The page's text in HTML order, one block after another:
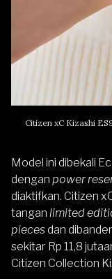
Citizen xC Kizashi
Model ini dibekali
dengan power
diaktifkan. Citizen
tangan limited
piecesdan
sekitar Rp 11,8
Citizen Collection